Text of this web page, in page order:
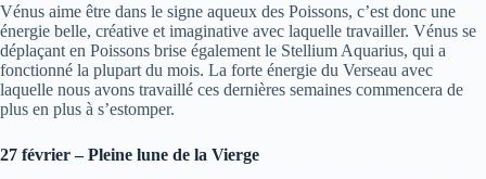
Vénus aime être dans le signe aqueux des Poissons, c’est donc une
énergie belle, créative et imaginative avec laquelle travailler. Vénus se
déplaçant en Poissons brise également le Stellium Aquarius, qui a
fonctionné la plupart du mois. La forte énergie du Verseau avec
laquelle nous avons travaillé ces dernières semaines commencera de
plus en plus à s’estomper.
27 février – Pleine lune de la Vierge